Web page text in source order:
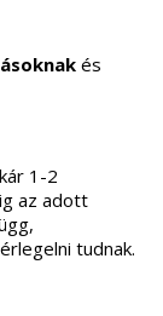
és
1-2
az adott
tudnak.